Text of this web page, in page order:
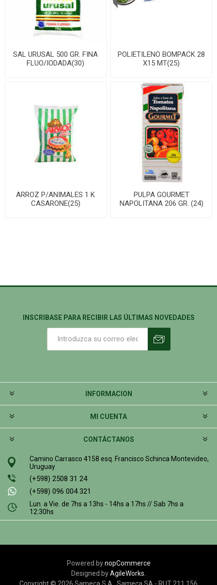
SAL URUSAL 500 GR. FINA
FLUO/IODADA(30)
POLIETILENO BOMPACK 28
X15 MT(25)
ARROZ P/ANIMALES 1 K
CASARONE(25)
PULPA GOURMET
NAPOLITANA 206 GR. (24)
INSCRIBASE PARA RECIBIR LAS ÚLTIMAS NOVEDADES
INFORMACION
MI CUENTA
CONTÁCTANOS
Camino Carrasco 4158 esq. Francisco Schinca Montevideo,
Uruguay
(+598) 2508 31 24
(+598) 096 004 321
Lun. a Vie. de 7hs a 13hs - 14hs a 17hs // Sab 7hs a
12:30hs
Powered bynopCommerce
Designed byAgileWorks.
Copyright © 2026 Sameca S.A.. Sameca SA - RUT 211 156